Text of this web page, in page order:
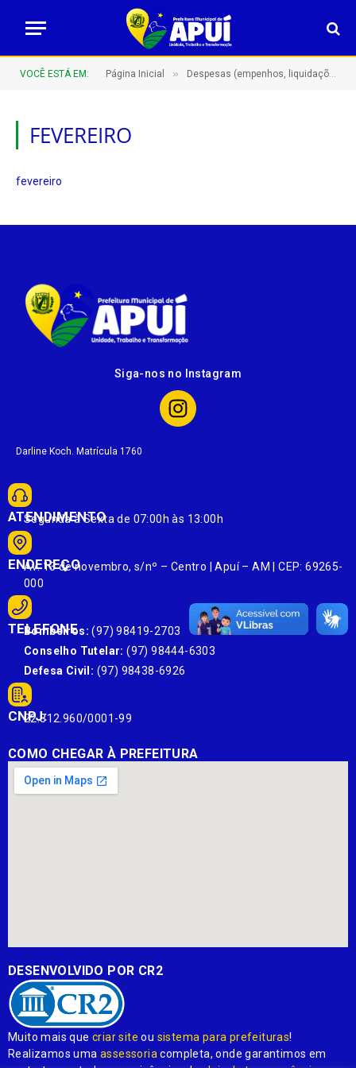
VOCÊ ESTÁ EM: Página Inicial » Despesas (empenhos, liquidações e pagamentos)
FEVEREIRO
fevereiro
Siga-nos no Instagram
Darline Koch. Matrícula 1760
ATENDIMENTO
Segunda à Sexta de 07:00h às 13:00h
ENDEREÇO
Av. 13 de novembro, s/nº – Centro | Apuí – AM | CEP: 69265-
000
TELEFONE
Bombeiros: (97) 98419-2703
Conselho Tutelar: (97) 98444-6303
Defesa Civil: (97) 98438-6926
CNPJ:
22.812.960/0001-99
COMO CHEGAR À PREFEITURA
DESENVOLVIDO POR CR2
Muito mais quecriar site ou sistema para prefeituras!
Realizamos umaassessoria completa, onde garantimos em